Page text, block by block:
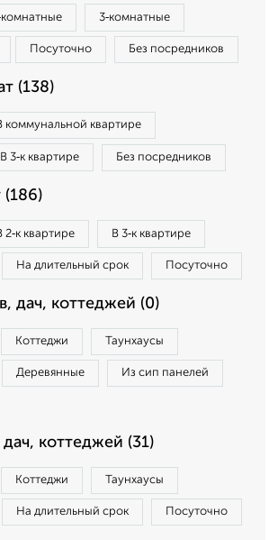
3‑комнатные
Посуточно Без посредников
(138)
коммунальной квартире
В 3‑к квартире Без посредников
(186)
2‑к квартире В 3‑к квартире
На длительный срок Посуточно
дач, коттеджей (0)
Коттеджи Таунхаусы
Деревянные Из сип панелей
коттеджей (31)
Коттеджи Таунхаусы
На длительный срок Посуточно